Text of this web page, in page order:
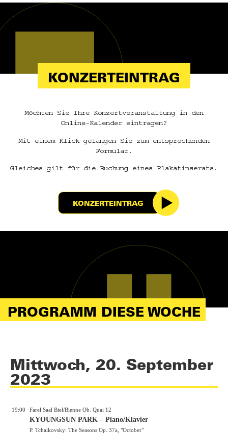
KONZERTEINTRAG
Möchten Sie Ihre Konzertveranstaltung in den
Online-Kalender eintragen?
Mit einem Klick gelangen Sie zum entsprechenden
Formular.
Gleiches gilt für die Buchung eines Plakatinserats.
KONZERTEINTRAG
PROGRAMM DIESE WOCHE
Mittwoch, 20. September
2023
19:00 Farel Saal Biel/Bienne Ob. Quai 12
KYOUNGSUN PARK – Piano/Klavier
P. Tchaikovsky: The Seasons Op. 37a, "October"